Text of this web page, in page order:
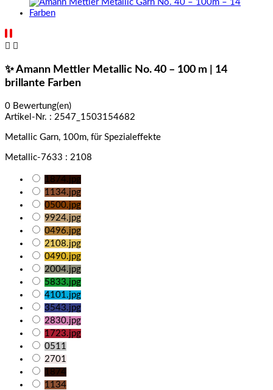
 
✨ Amann Mettler Metallic No. 40 – 100 m | 14
brillante Farben
0 Bewertung(en)
Artikel-Nr. : 2547_1503154682
Metallic Garn, 100m, für Spezialeffekte
Metallic-7633 : 2108
1874.jpg
1134.jpg
0500.jpg
9924.jpg
0496.jpg
2108.jpg
0490.jpg
2004.jpg
5833.jpg
4101.jpg
3543.jpg
2830.jpg
1723.jpg
0511
2701
1874
1134